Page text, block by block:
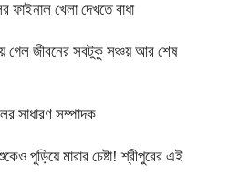
ফাইনাল খেলা দেখতে বাধা
গেল জীবনের সবটুকু সঞ্চয় আর শেষ
সাধারণ সম্পাদক
পুড়িয়ে মারার চেষ্টা! শ্রীপুরের এই